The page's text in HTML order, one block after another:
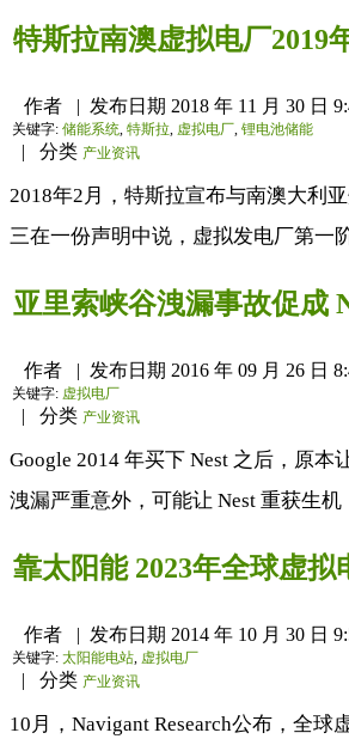
特斯拉南澳虚拟电厂2019
作者 | 发布日期 2018 年 11 月 30 日
关键字: 储能系统, 特斯拉, 虚拟电厂, 锂电池储能
| 分类 产业资讯
2018年2月，特斯拉宣布与南澳大利
三在一份声明中说，虚拟发电厂第一
亚里索峡谷洩漏事故促成
作者 | 发布日期 2016 年 09 月 26 日
关键字: 虚拟电厂
| 分类 产业资讯
Google 2014 年买下 Nest 之后，原
洩漏严重意外，可能让 Nest 重获生
靠太阳能 2023年全球虚
作者 | 发布日期 2014 年 10 月 30 日
关键字: 太阳能电站, 虚拟电厂
| 分类 产业资讯
10月，Navigant Research公布，全